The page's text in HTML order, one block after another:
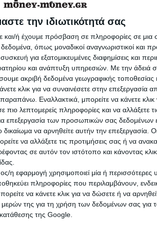
την ιδιωτικότητά σας
και/ή έχουμε πρόσβαση σε πληροφορίες σε
όπως μοναδικοί αναγνωριστικοί και
για εξατομικευμένες διαφημίσεις και
και ανάπτυξη υπηρεσιών. Με την άδειά
ακριβή δεδομένα γεωγραφικής τοποθεσίας
κλικ για να συναινέσετε στην επεξεργασία
Εναλλακτικά, μπορείτε να κάνετε κλικ
λεπτομερείς πληροφορίες και να αλλάξετε
επεξεργασία των προσωπικών σας δεδομένων
να αρνηθείτε αυτήν την επεξεργασία.
να αλλάξετε τις προτιμήσεις σας ή να
σε αυτόν τον ιστότοπο και κάνοντας
η εφαρμογή χρησιμοποιεί μία ή περισσότερες
πληροφορίες που περιλαμβάνουν,
να κάνετε κλικ για να δώσετε ή να
μερών της για τη χρήση των δεδομένων σας
της Google.
και θα τα χρεωθούν τμηματικά,
ηλεκτρικού
οι επιπλέον
θα περάσουν ανεπαίσθητες
ρεύματος, δεδομένου ότι στις
τα επιπλέον ποσά δημοτικών
που αντιστοιχούν στα
που δηλώθηκαν στους
των 100 ευρώ σε ετήσια
δήλωσης των πραγματικών
στους Δήμους
με όφελος όχι μόνο για